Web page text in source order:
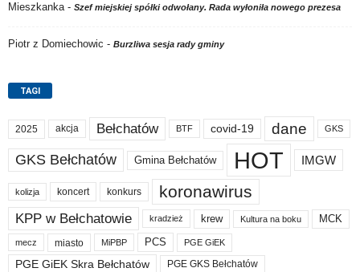
Mieszkanka- Szef miejskiej spółki odwołany. Rada wyłoniła nowego prezesa
Piotr z Domiechowic - Burzliwa sesja rady gminy
TAGI
2025 akcja Bełchatów BTF covid-19 dane GKS
GKS Bełchatów Gmina Bełchatów HOT IMGW
kolizja koncert konkurs koronawirus
KPP w Bełchatowie kradzież krew Kultura na boku MCK
mecz miasto MiPBP PCS PGE GiEK
PGE GiEK Skra Bełchatów PGE GKS Bełchatów